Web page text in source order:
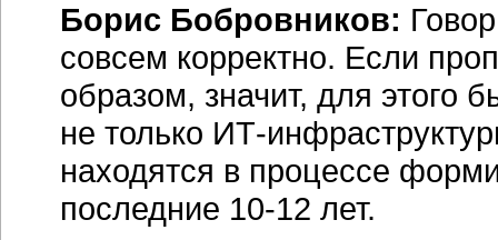
Борис Бобровников:
совсем корректно. Если
образом, значит, для этого
не только ИТ-
находятся в процессе
последние 10-12 лет.